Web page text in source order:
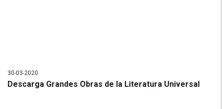
30-03-2020
Descarga Grandes Obras de la Literatura Universal